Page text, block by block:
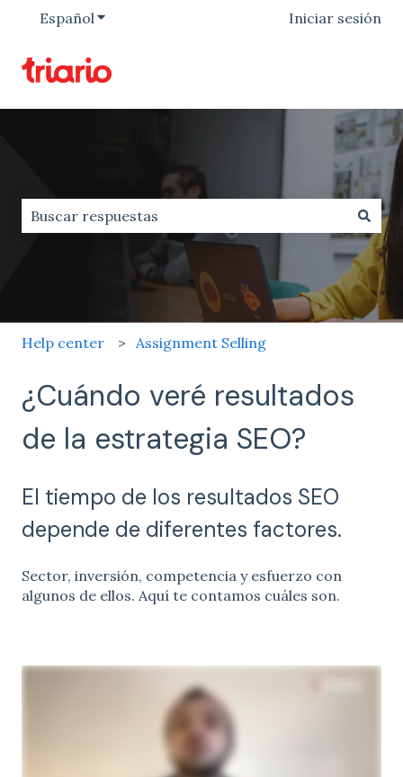
Español Traducciones de Mostrar submenú de
Iniciar sesión
No hay sugerencias porque el campo de búsqueda
Help center Assignment Selling
¿Cuándo veré resultados
de la estrategia SEO?
El tiempo de los resultados SEO
depende de diferentes factores.
Sector, inversión, competencia y esfuerzo con
algunos de ellos. Aquí te contamos cuáles son.